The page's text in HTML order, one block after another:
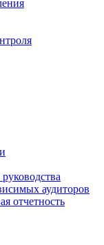
аудиторов
отчетность